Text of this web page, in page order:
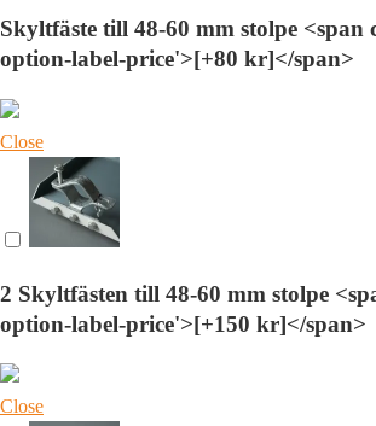
Skyltfäste till 48-60 mm stolpe <span
option-label-price'>[+80 kr]</span>
Close
2 Skyltfästen till 48-60 mm stolpe
option-label-price'>[+150 kr]</span>
Close